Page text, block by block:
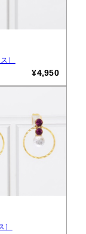
］
¥4,950
］